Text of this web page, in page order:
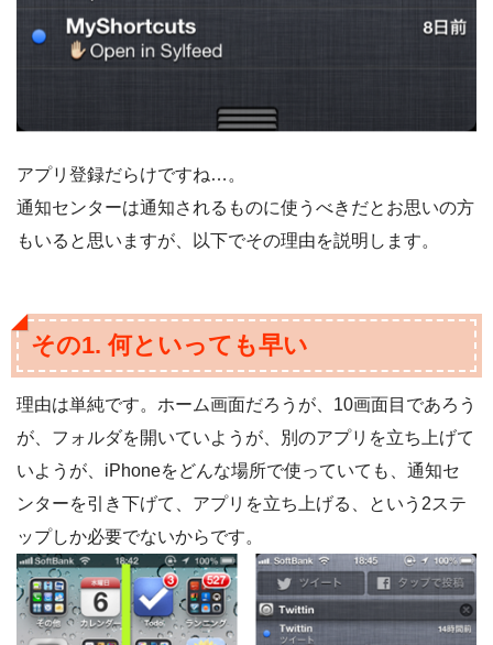
アプリ登録だらけですね…。
通知センターは通知されるものに使うべきだとお思いの方
もいると思いますが、以下でその理由を説明します。
その1. 何といっても早い
理由は単純です。ホーム画面だろうが、10画面目であろう
が、フォルダを開いていようが、別のアプリを立ち上げて
いようが、iPhoneをどんな場所で使っていても、通知セ
ンターを引き下げて、アプリを立ち上げる、という2ステ
ップしか必要でないからです。